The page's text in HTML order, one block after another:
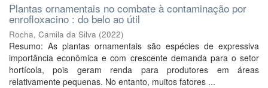
Plantas ornamentais no combate à contaminação por
enrofloxacino : do belo ao útil
Rocha, Camila da Silva (2022)
Resumo: As plantas ornamentais são espécies de expressiva
importância econômica e com crescente demanda para o setor
hortícola, pois geram renda para produtores em áreas
relativamente pequenas. No entanto, muitos fatores ...